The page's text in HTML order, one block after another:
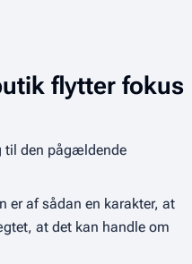
flytter fokus
til den pågældende
er af sådan en karakter, at
at det kan handle om